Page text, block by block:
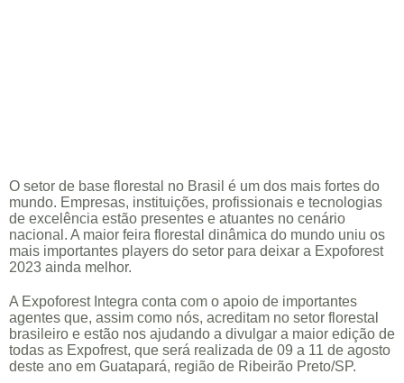
O setor de base florestal no Brasil é um dos mais fortes do
mundo. Empresas, instituições, profissionais e tecnologias
de excelência estão presentes e atuantes no cenário
nacional. A maior feira florestal dinâmica do mundo uniu os
mais importantes players do setor para deixar a Expoforest
2023 ainda melhor.
A Expoforest Integra conta com o apoio de importantes
agentes que, assim como nós, acreditam no setor florestal
brasileiro e estão nos ajudando a divulgar a maior edição de
todas as Expofrest, que será realizada de 09 a 11 de agosto
deste ano em Guatapará, região de Ribeirão Preto/SP.